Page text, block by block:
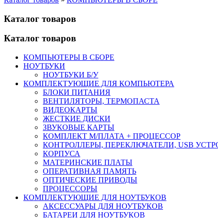
Каталог товаров
Каталог товаров
КОМПЬЮТЕРЫ В СБОРЕ
НОУТБУКИ
НОУТБУКИ Б/У
КОМПЛЕКТУЮЩИЕ ДЛЯ КОМПЬЮТЕРА
БЛОКИ ПИТАНИЯ
ВЕНТИЛЯТОРЫ, ТЕРМОПАСТА
ВИДЕОКАРТЫ
ЖЕСТКИЕ ДИСКИ
ЗВУКОВЫЕ КАРТЫ
КОМПЛЕКТ М/ПЛАТА + ПРОЦЕССОР
КОНТРОЛЛЕРЫ, ПЕРЕКЛЮЧАТЕЛИ, USB
КОРПУСА
МАТЕРИНСКИЕ ПЛАТЫ
ОПЕРАТИВНАЯ ПАМЯТЬ
ОПТИЧЕСКИЕ ПРИВОДЫ
ПРОЦЕССОРЫ
КОМПЛЕКТУЮЩИЕ ДЛЯ НОУТБУКОВ
АКСЕССУАРЫ ДЛЯ НОУТБУКОВ
БАТАРЕИ ДЛЯ НОУТБУКОВ